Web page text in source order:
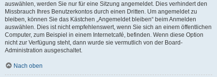
auswählen, werden Sie nur für eine Sitzung angemeldet. Dies verhindert den
Missbrauch Ihres Benutzerkontos durch einen Dritten. Um angemeldet zu
bleiben, können Sie das Kästchen „Angemeldet bleiben“ beim Anmelden
auswählen. Dies ist nicht empfehlenswert, wenn Sie sich an einem öffentlichen
Computer, zum Beispiel in einem Internetcafé, befinden. Wenn diese Option
nicht zur Verfügung steht, dann wurde sie vermutlich von der Board-
Administration ausgeschaltet.
Nach oben